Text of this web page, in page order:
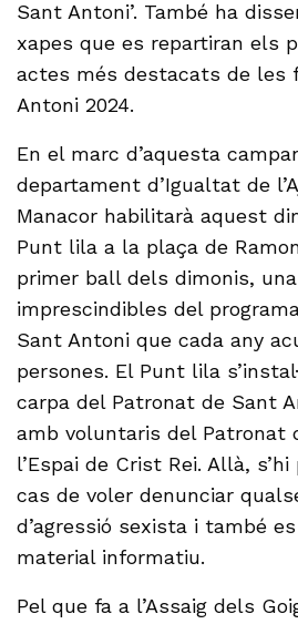
Sant Antoni’. També ha
xapes que es repartiran els
actes més destacats de les
Antoni 2024.
En el marc d’aquesta
departament d’Igualtat de
Manacor habilitarà aquest
Punt lila a la plaça de
primer ball dels dimonis,
imprescindibles del
Sant Antoni que cada any
persones. El Punt lila
carpa del Patronat de Sant
amb voluntaris del Patronat
l’Espai de Crist Rei. Allà,
cas de voler denunciar
d’agressió sexista i també
material informatiu.
Pel que fa a l’Assaig dels